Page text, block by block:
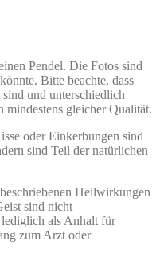
Pendel. Die Fotos sind
Bitte beachte, dass
und unterschiedlich
mindestens gleicher Qualität.
oder Einkerbungen sind
sind Teil der natürlichen
Heilwirkungen
sind nicht
als Anhalt für
zum Arzt oder